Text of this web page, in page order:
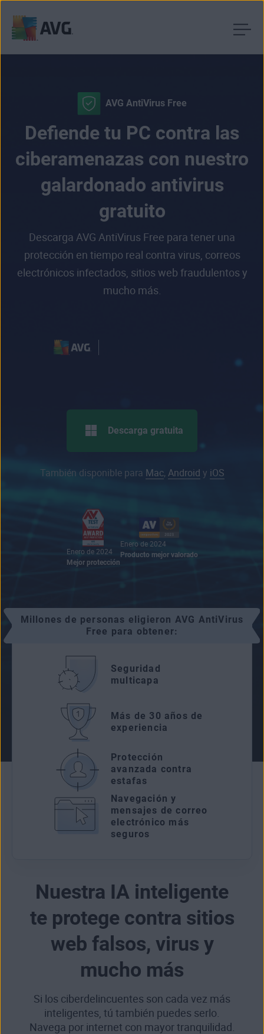
AVG AntiVirus Free
Defiende tu PC contra las
ciberamenazas con nuestro
galardonado antivirus
gratuito
Descarga AVG AntiVirus Free para tener una
protección en tiempo real contra virus, correos
electrónicos infectados, sitios web fraudulentos y
mucho más.
Descarga gratuita
También disponible para Mac, Android y iOS
Enero de 2024
Mejor protección
Enero de 2024
Producto mejor valorado
Millones de personas eligieron AVG AntiVirus
Free para obtener:
Seguridad
multicapa
Más de 30 años de
experiencia
Protección
avanzada contra
estafas
Navegación y
mensajes de correo
electrónico más
seguros
Nuestra IA inteligente
te protege contra sitios
web falsos, virus y
mucho más
Si los ciberdelincuentes son cada vez más
inteligentes, tú también puedes serlo.
Navega por internet con mayor tranquilidad.